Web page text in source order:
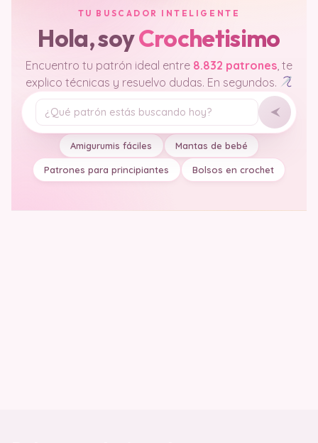
TU BUSCADOR INTELIGENTE
Hola, soyCrochetisimo
Encuentro tu patrón ideal entre 8.832 patrones , te
explico técnicas y resuelvo dudas. En segundos.
Tu pregunta
Amigurumis fáciles Mantas de bebé
Patrones para principiantes Bolsos en crochet